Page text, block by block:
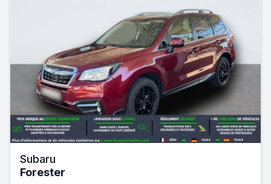
Subaru
Forester